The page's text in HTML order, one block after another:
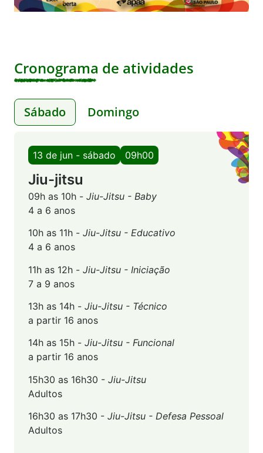
Cronograma de atividades
Sábado Domingo
13 de jun - sábado 09h00
Jiu-jitsu
09h as 10h - Jiu-Jitsu - Baby
4 a 6 anos
10h as 11h - Jiu-Jitsu - Educativo
4 a 6 anos
11h as 12h - Jiu-Jitsu - Iniciação
7 a 9 anos
13h as 14h - Jiu-Jitsu - Técnico
a partir 16 anos
14h as 15h - Jiu-Jitsu - Funcional
a partir 16 anos
15h30 as 16h30 - Jiu-Jitsu
Adultos
16h30 as 17h30 - Jiu-Jitsu - Defesa Pessoal
Adultos